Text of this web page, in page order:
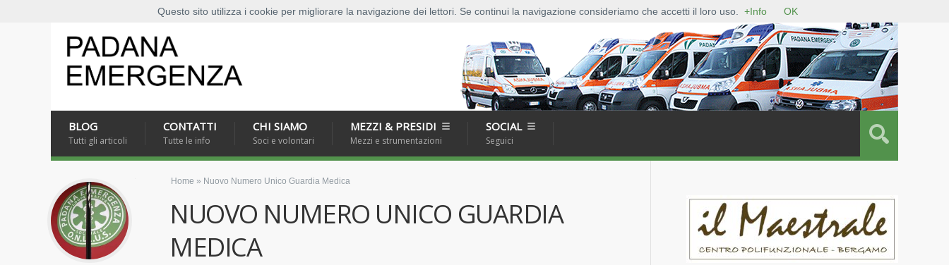
HOME PADANA EMERGENZA SOS BILANCIO SOCIALE
BLOG
Tutti gli articoli
CONTATTI
Tutte le info
CHI SIAMO
Soci e volontari
MEZZI & PRESIDI
Mezzi e strumentazioni
SOCIAL
Seguici
Home » Nuovo Numero Unico Guardia Medica
NUOVO NUMERO UNICO GUARDIA
MEDICA
Questo sito utilizza i cookie per migliorare la navigazione dei lettori. Se continui la navigazione consideriamo che accetti il loro uso. +Info OK